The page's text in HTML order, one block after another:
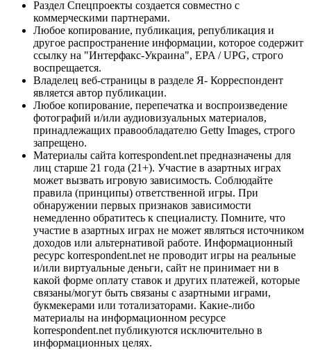
Раздел Спецпроекты создается совместно с
коммерческими партнерами.
Любое копирование, публикация, републикация и
другое распространение информации, которое содержит
ссылку на "Интерфакс-Украина", EPA / UPG, строго
воспрещается.
Владелец веб-страницы в разделе Я- Корреспондент
является автор публикации.
Любое копирование, перепечатка и воспроизведение
фотографий и/или аудиовизуальных материалов,
принадлежащих правообладателю Getty Images, строго
запрещено.
Материалы сайта korrespondent.net предназначены для
лиц старше 21 года (21+). Участие в азартных играх
может вызвать игровую зависимость. Соблюдайте
правила (принципы) ответственной игры. При
обнаружении первых признаков зависимости
немедленно обратитесь к специалисту. Помните, что
участие в азартных играх не может являться источником
доходов или альтернативой работе. Информационный
ресурс korrespondent.net не проводит игры на реальные
и/или виртуальные деньги, сайт не принимает ни в
какой форме оплату ставок и других платежей, которые
связаны/могут быть связаны с азартными играми,
букмекерами или тотализаторами. Какие-либо
материалы на информационном ресурсе
korrespondent.net публикуются исключительно в
информационных целях.